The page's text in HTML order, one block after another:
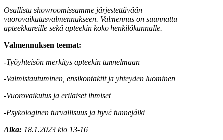
Osallistu showroomissamme järjestettävään
vuorovaikutusvalmennukseen. Valmennus on suunnattu
apteekkareille sekä apteekin koko henkilökunnalle.
Valmennuksen teemat:
-Työyhteisön merkitys apteekin tunnelmaan
-Valmistautuminen, ensikontaktit ja yhteyden luominen
-Vuorovaikutus ja erilaiset ihmiset
-Psykologinen turvallisuus ja hyvä tunnejälki
Aika: 18.1.2023 klo 13-16